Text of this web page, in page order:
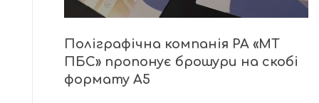
Поліграфічна компанія РА «МТ
ПБС» пропонує брошури на скобі
формату А5